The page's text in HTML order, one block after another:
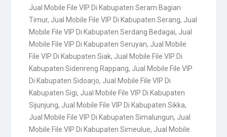
Jual Mobile File VIP Di Kabupaten Seram Bagian
Timur, Jual Mobile File VIP Di Kabupaten Serang, Jual
Mobile File VIP Di Kabupaten Serdang Bedagai, Jual
Mobile File VIP Di Kabupaten Seruyan, Jual Mobile
File VIP Di Kabupaten Siak, Jual Mobile File VIP Di
Kabupaten Sidenreng Rappang, Jual Mobile File VIP
Di Kabupaten Sidoarjo, Jual Mobile File VIP Di
Kabupaten Sigi, Jual Mobile File VIP Di Kabupaten
Sijunjung, Jual Mobile File VIP Di Kabupaten Sikka,
Jual Mobile File VIP Di Kabupaten Simalungun, Jual
Mobile File VIP Di Kabupaten Simeulue, Jual Mobile